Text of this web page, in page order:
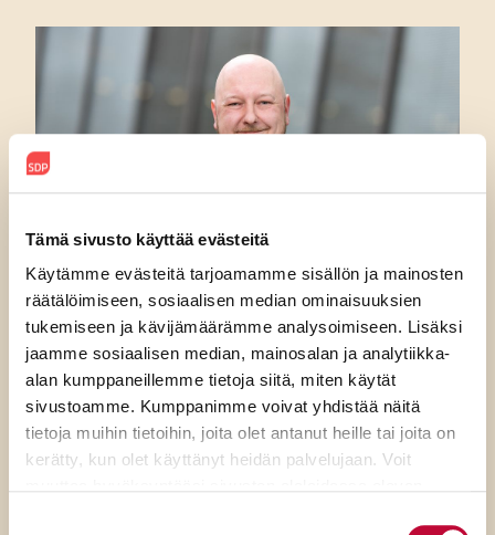
Tämä sivusto käyttää evästeitä
Käytämme evästeitä tarjoamamme sisällön ja mainosten
räätälöimiseen, sosiaalisen median ominaisuuksien
tukemiseen ja kävijämäärämme analysoimiseen. Lisäksi
jaamme sosiaalisen median, mainosalan ja analytiikka-
alan kumppaneillemme tietoja siitä, miten käytät
sivustoamme. Kumppanimme voivat yhdistää näitä
tietoja muihin tietoihin, joita olet antanut heille tai joita on
kerätty, kun olet käyttänyt heidän palvelujaan. Voit
4.8.2026
SDP:n Joona Räsänen: Purran
perinnöksi jää historialliset